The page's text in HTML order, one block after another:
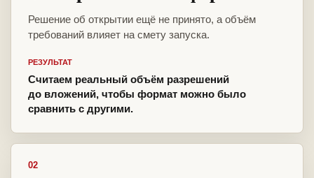
Решение об открытии ещё не принято, а объём
требований влияет на смету запуска.
РЕЗУЛЬТАТ
Считаем реальный объём разрешений
до вложений, чтобы формат можно было
сравнить с другими.
02